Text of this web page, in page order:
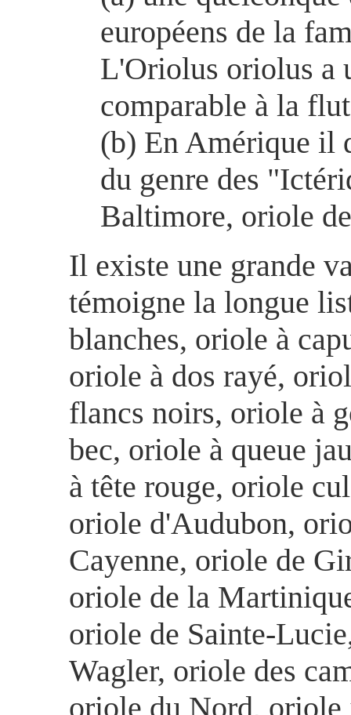
européens de la
L'Oriolus oriolus a
comparable à la
(b) En Amérique il
du genre des
Baltimore, oriole
Il existe une grande
témoigne la longue
blanches, oriole à
oriole à dos rayé,
flancs noirs, oriole à
bec, oriole à queue
à tête rouge, oriole
oriole d'Audubon,
Cayenne, oriole de
oriole de la
oriole de Sainte-
Wagler, oriole des
oriole du Nord, oriole